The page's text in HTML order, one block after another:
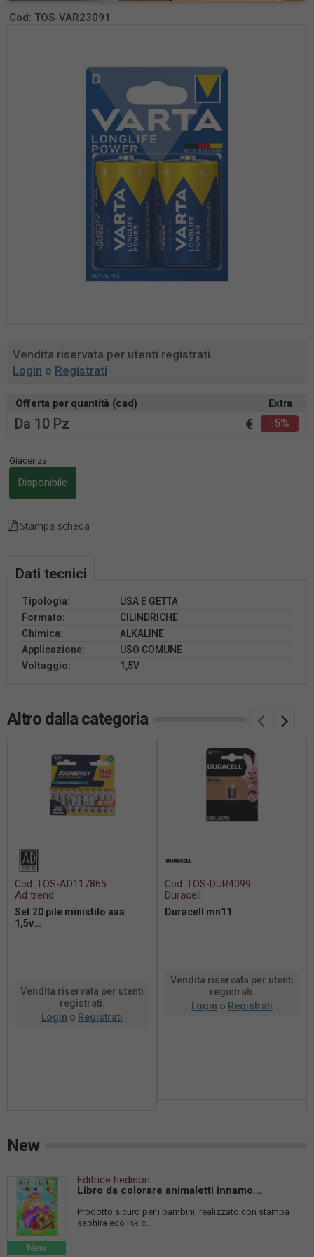
Cod: TOS-VAR23091
Vendita riservata per utenti registrati.
Login o Registrati
Offerta per quantità (cad) Extra
Da 10 Pz € -5%
Giacenza
Disponibile
Stampa scheda
Dati tecnici
Tipologia:
USA E GETTA
Formato:
CILINDRICHE
Chimica:
ALKALINE
Applicazione:
USO COMUNE
Voltaggio:
1,5V
Altro dalla categoria
Cod: TOS-AD117865
Ad trend
Set 20 pile ministilo aaa
1,5v...
Vendita riservata per utenti
registrati.
Login o Registrati
Cod: TOS-DUR4099
Duracell
Duracell mn11
Vendita riservata per utenti
registrati.
Login o Registrati
New
New
Editrice hedison
Libro da colorare animaletti innamo...
Prodotto sicuro per i bambini, realizzato con stampa
saphira eco ink c...